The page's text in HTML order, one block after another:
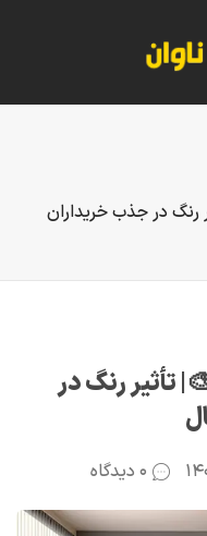
رنگ در جذب خریداران
تأثیر رنگ در
۰ دیدگاه